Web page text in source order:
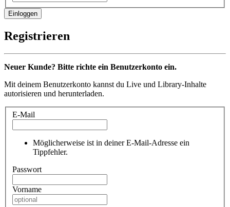
Registrieren
Neuer Kunde? Bitte richte ein Benutzerkonto ein.
Mit deinem Benutzerkonto kannst du Live und Library-Inhalte
autorisieren und herunterladen.
E-Mail
Möglicherweise ist in deiner E-Mail-Adresse ein
Tippfehler.
Passwort
Vorname